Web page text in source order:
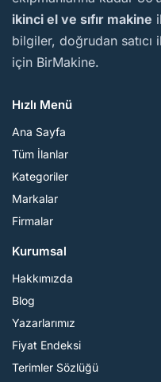
ikinci el ve sıfır makine
bilgiler, doğrudan
için BirMakine.
Hızlı Menü
Ana Sayfa
Tüm İlanlar
Kategoriler
Markalar
Firmalar
Kurumsal
Hakkımızda
Blog
Yazarlarımız
Fiyat Endeksi
Terimler Sözlüğü